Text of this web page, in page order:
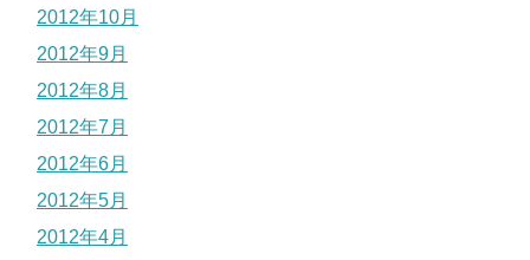
2012年10月
2012年9月
2012年8月
2012年7月
2012年6月
2012年5月
2012年4月